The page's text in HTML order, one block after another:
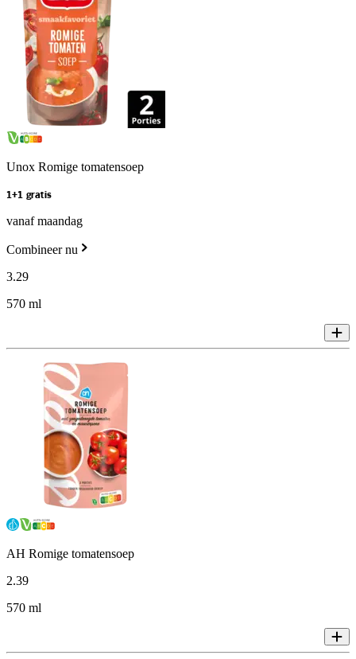
Unox Romige tomatensoep
1+1 gratis
vanaf maandag
Combineer nu
3.29
570 ml
AH Romige tomatensoep
2.39
570 ml